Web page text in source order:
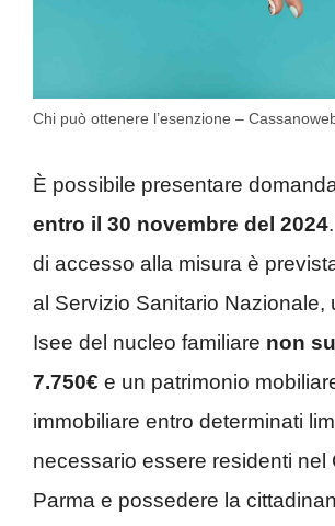
Chi può ottenere l’esenzione –
È possibile presentare
entro il 30 novembre del 2024
di accesso alla misura è
al Servizio Sanitario Nazionale,
Isee del nucleo familiare non
7.750€ e un patrimonio
immobiliare entro determinati
necessario essere residenti nel
Parma e possedere la